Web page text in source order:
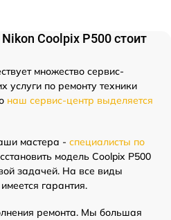
Coolpix P500 стоит
множество сервис-
услуги по ремонту техники
наш сервис-центр выделяется
мастера - специалисты по
модель Coolpix P500
задачей. На все виды
гарантия.
ремонта. Мы большая